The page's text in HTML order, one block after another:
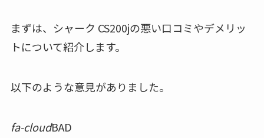
まずは、シャーク CS200jの悪い口コミやデメリッ
トについて紹介します。
以下のような意見がありました。
fa-cloudBAD